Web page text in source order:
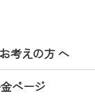
考えの方 へ
ページ